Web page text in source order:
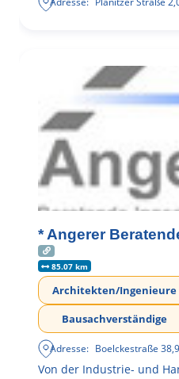
* Angerer
85.07 km
Architekten/Ingenieure
Bausachverständige
Adresse: Boelckestraße 38,
Von der Industrie- und